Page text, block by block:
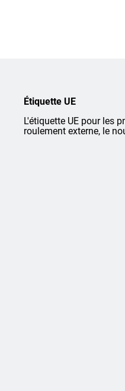
Étiquette UE
L'étiquette UE pour les
roulement externe, le